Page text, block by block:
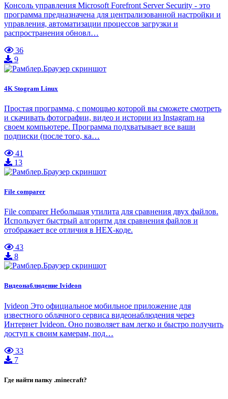
Консоль управления Microsoft Forefront Server Security - это
программа предназначена для централизованной настройки и
управления, автоматизации процессов загрузки и
распространения обновл…
36
9
4K Stogram Linux
Простая программа, с помощью которой вы сможете смотреть
и скачивать фотографии, видео и истории из Instagram на
своем компьютере. Программа подхватывает все ваши
подписки (после того, ка…
41
13
File comparer
File comparer Небольшая утилита для сравнения двух файлов.
Использует быстрый алгоритм для сравнения файлов и
отображает все отличия в HEX-коде.
43
8
Видеонаблюдение Ivideon
Ivideon Это официальное мобильное приложение для
известного облачного сервиса видеонаблюдения через
Интернет Ivideon. Оно позволяет вам легко и быстро получить
доступ к своим камерам, под…
33
7
Где найти папку .minecraft?